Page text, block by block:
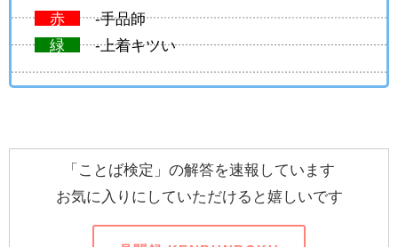
赤
-手品師
緑
-上着キツい
「ことば検定」の解答を速報しています
お気に入りにしていただけると嬉しいです